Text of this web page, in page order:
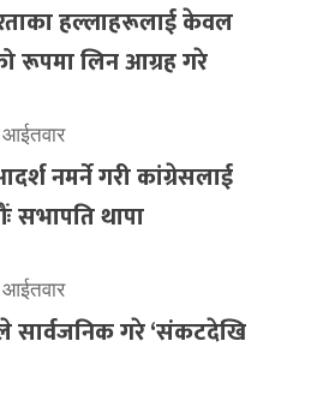
हल्लाहरूलाई केवल
रूपमा लिन आग्रह गरे
नमर्ने गरी कांग्रेसलाई
सभापति थापा
सार्वजनिक गरे ‘संकटदेखि